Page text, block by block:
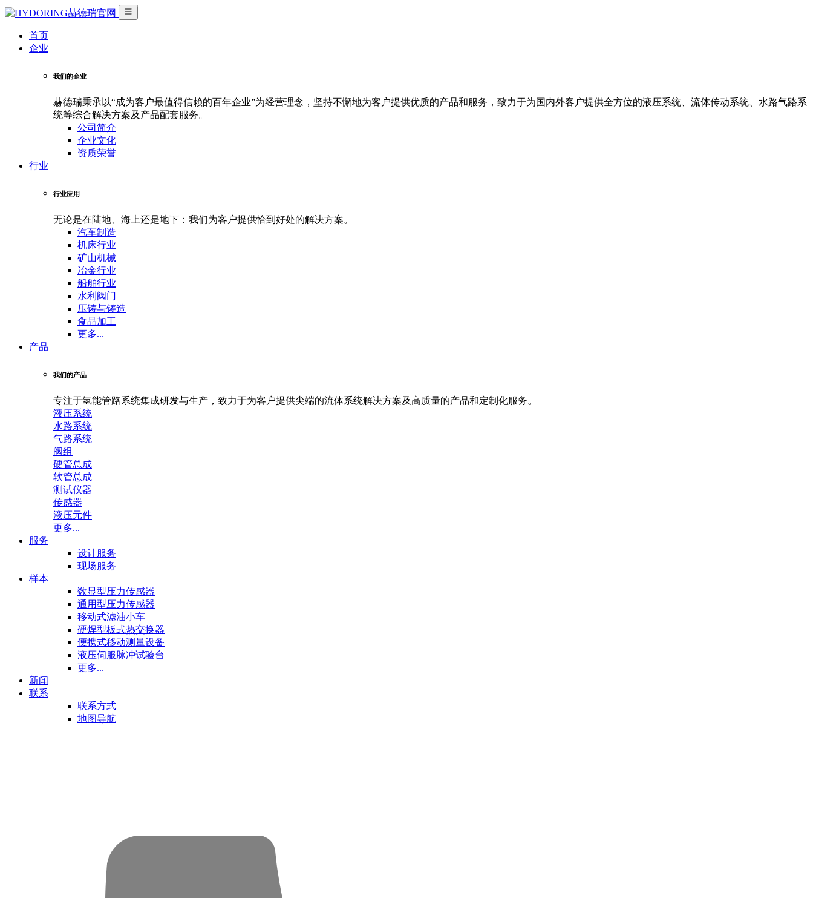
首页
企业
我们的企业
赫德瑞秉承以“成为客户最值得信赖的百年企业”为经营理念，坚持不懈地为客户提供优质的产品和服务，致力于为国内外客户提供全方位的液压系统、流体传动系统、水路气路系
统等综合解决方案及产品配套服务。
公司简介
企业文化
资质荣誉
行业
行业应用
无论是在陆地、海上还是地下：我们为客户提供恰到好处的解决方案。
汽车制造
机床行业
矿山机械
冶金行业
船舶行业
水利阀门
压铸与铸造
食品加工
更多...
产品
我们的产品
专注于氢能管路系统集成研发与生产，致力于为客户提供尖端的流体系统解决方案及高质量的产品和定制化服务。
液压系统
水路系统
气路系统
阀组
硬管总成
软管总成
测试仪器
传感器
液压元件
更多...
服务
设计服务
现场服务
样本
数显型压力传感器
通用型压力传感器
移动式滤油小车
硬焊型板式热交换器
便携式移动测量设备
液压伺服脉冲试验台
更多...
新闻
联系
联系方式
地图导航